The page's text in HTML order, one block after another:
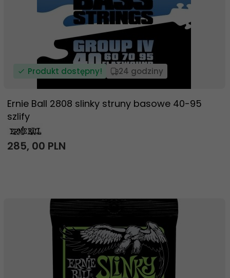
Produkt dostępny! 24 godziny
Ernie Ball 2808 slinky struny basowe 40-95
szlify
285, 00 PLN